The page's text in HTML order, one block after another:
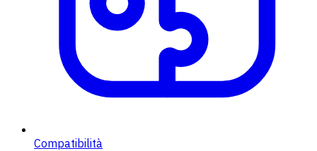
Compatibilità